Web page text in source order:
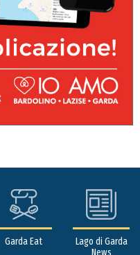
Garda Eat
Lago di Garda
News